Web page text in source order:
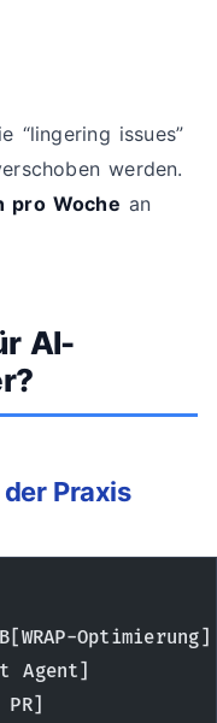
“lingering issues”
werden.
pro Woche an
AI-
Praxis
Optimierung]
Agent]
PR]